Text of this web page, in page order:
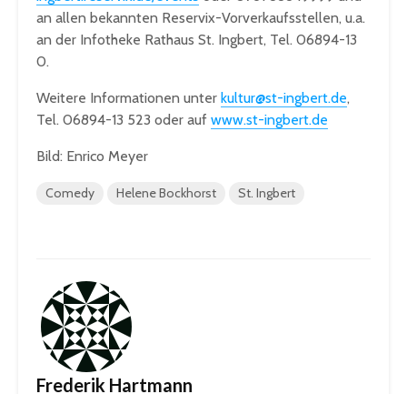
an allen bekannten Reservix-Vorverkaufsstellen, u.a.
an der Infotheke Rathaus St. Ingbert, Tel. 06894-13
0.
Weitere Informationen unter kultur@st-ingbert.de,
Tel. 06894-13 523 oder auf www.st-ingbert.de
Bild: Enrico Meyer
Comedy Helene Bockhorst St. Ingbert
Frederik Hartmann